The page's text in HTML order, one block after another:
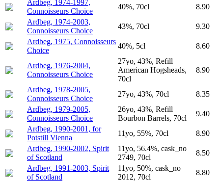
Ardbeg, 1974-1997,
Connoisseurs Choice
40%, 70cl
8.90
Ardbeg, 1974-2003,
Connoisseurs Choice
43%, 70cl
9.30
Ardbeg, 1975, Connoisseurs
Choice
40%, 5cl 8.60
Ardbeg, 1976-2004,
Connoisseurs Choice
27yo, 43%, Refill
American Hogsheads,
70cl
8.90
Ardbeg, 1978-2005,
Connoisseurs Choice
27yo, 43%, 70cl
8.35
Ardbeg, 1979-2005,
Connoisseurs Choice
26yo, 43%, Refill
Bourbon Barrels, 70cl
9.40
Ardbeg, 1990-2001, for
Potstill Vienna
11yo, 55%, 70cl
8.90
Ardbeg, 1990-2002, Spirit
of Scotland
11yo, 56.4%, cask_no
2749, 70cl
8.50
Ardbeg, 1991-2003, Spirit
of Scotland
11yo, 50%, cask_no
2012, 70cl
8.80